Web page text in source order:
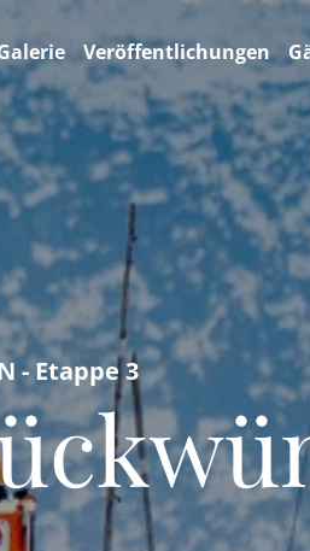
Veröffentlichungen
- Etappe 3